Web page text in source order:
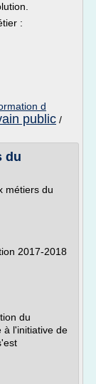
:
d
public /
du
métiers du
2017-2018
du
à l'initiative de